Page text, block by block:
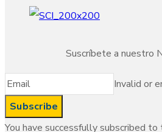
Suscríbete a nuestro
Invalid or
You have successfully subscribed